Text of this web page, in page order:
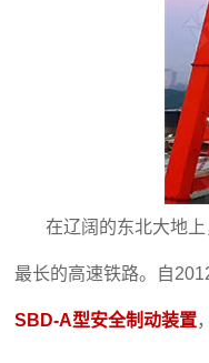
在辽阔的东北大地
最长的高速铁路。自
SBD-A型安全制动装置